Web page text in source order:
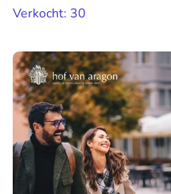
Verkocht: 30